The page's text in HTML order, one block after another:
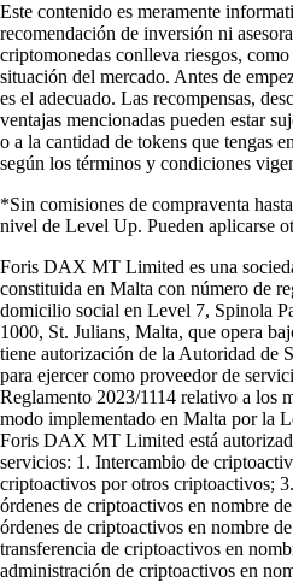
Este contenido es meramente
recomendación de inversión ni
criptomonedas conlleva riesgos,
situación del mercado. Antes de
es el adecuado. Las recompensas,
ventajas mencionadas pueden estar
o a la cantidad de tokens que tengas
según los términos y condiciones
*Sin comisiones de compraventa
nivel de Level Up. Pueden aplicarse
Foris DAX MT Limited es una
constituida en Malta con número de
domicilio social en Level 7, Spinola
1000, St. Julians, Malta, que opera
tiene autorización de la Autoridad de
para ejercer como proveedor de
Reglamento 2023/1114 relativo a los
modo implementado en Malta por la
Foris DAX MT Limited está
servicios: 1. Intercambio de
criptoactivos por otros criptoactivos;
órdenes de criptoactivos en nombre
órdenes de criptoactivos en nombre
transferencia de criptoactivos en
administración de criptoactivos en